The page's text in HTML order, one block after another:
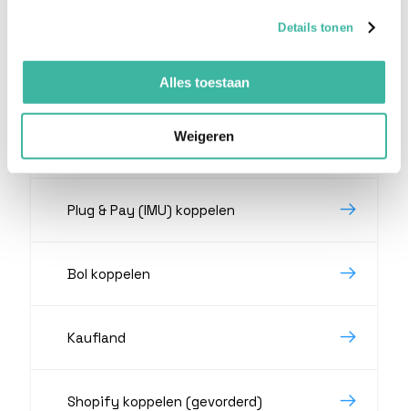
Details tonen
Alles toestaan
Weigeren
Lightspeed koppelen
Plug & Pay (IMU) koppelen
Bol koppelen
Kaufland
Shopify koppelen (gevorderd)